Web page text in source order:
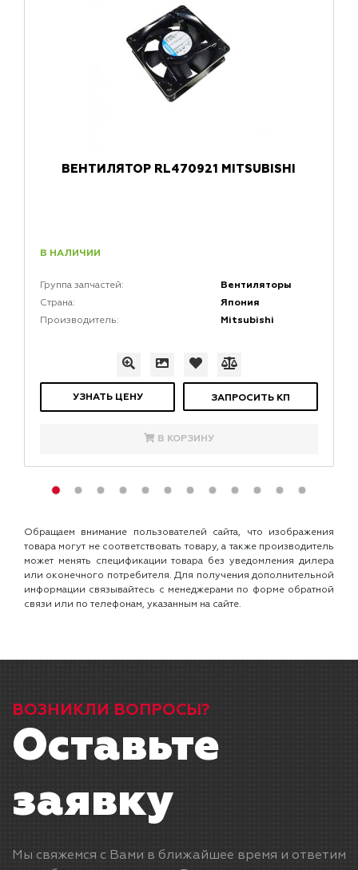
ВЕНТИЛЯТОР RL470921 MITSUBISHI
В НАЛИЧИИ
Группа запчастей: Вентиляторы
Страна: Япония
Производитель: Mitsubishi
УЗНАТЬ ЦЕНУ ЗАПРОСИТЬ КП
В КОРЗИНУ
Обращаем внимание пользователей сайта, что изображения
товара могут не соответствовать товару, а также производитель
может менять спецификации товара без уведомления дилера
или оконечного потребителя. Для получения дополнительной
информации связывайтесь с менеджерами по форме обратной
связи или по телефонам, указанным на сайте.
ВОЗНИКЛИ ВОПРОСЫ?
Оставьте
заявку
Мы свяжемся с Вами в ближайшее время и ответим